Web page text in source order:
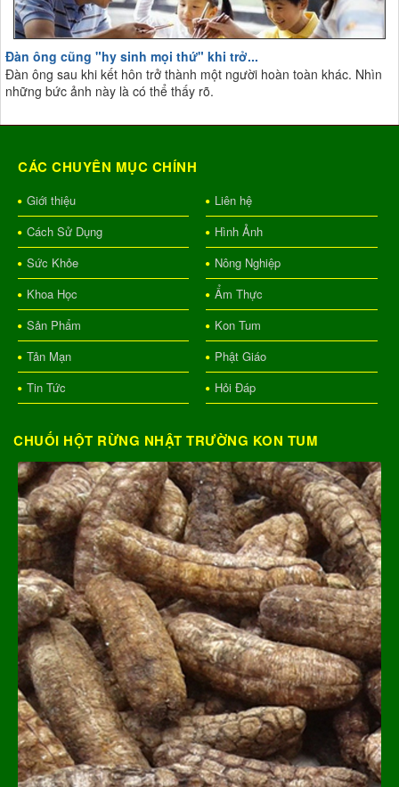
Đàn ông cũng "hy sinh mọi thứ" khi trở...
Đàn ông sau khi kết hôn trở thành một người hoàn toàn khác. Nhìn
những bức ảnh này là có thể thấy rõ.
CÁC CHUYÊN MỤC CHÍNH
Giới thiệu
Liên hệ
Cách Sử Dụng
Hình Ảnh
Sức Khỏe
Nông Nghiệp
Khoa Học
Ẩm Thực
Sản Phẩm
Kon Tum
Tản Mạn
Phật Giáo
Tin Tức
Hỏi Đáp
CHUỐI HỘT RỪNG NHẬT TRƯỜNG KON TUM